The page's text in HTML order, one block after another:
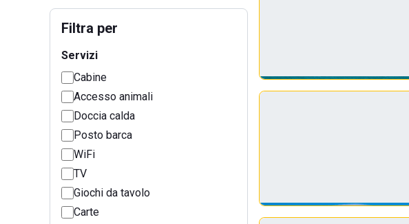
Filtra per
Servizi
Cabine
Accesso animali
Doccia calda
Posto barca
WiFi
TV
Giochi da tavolo
Carte